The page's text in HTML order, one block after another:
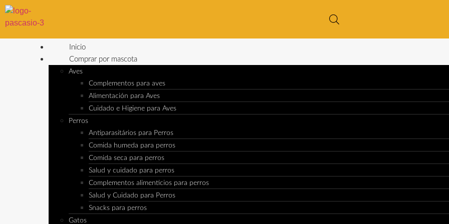
Inicio
Comprar por mascota
Aves
Complementos para aves
Alimentación para Aves
Cuidado e Higiene para Aves
Perros
Antiparasitários para Perros
Comida humeda para perros
Comida seca para perros
Salud y cuidado para perros
Complementos alimenticios para perros
Salud y Cuidado para Perros
Snacks para perros
Gatos